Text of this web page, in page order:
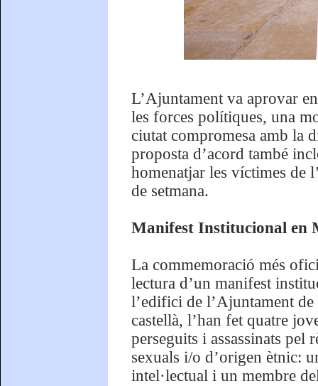
L’Ajuntament va aprovar
les forces polítiques, una
ciutat compromesa amb la
proposta d’acord també
homenatjar les víctimes de
de setmana.
Manifest Institucional en
La commemoració més
lectura d’un manifest
l’edifici de l’Ajuntament
castellà, l’han fet quatre
perseguits i assassinats pel
sexuals i/o d’origen ètnic:
intel·lectual i un membre